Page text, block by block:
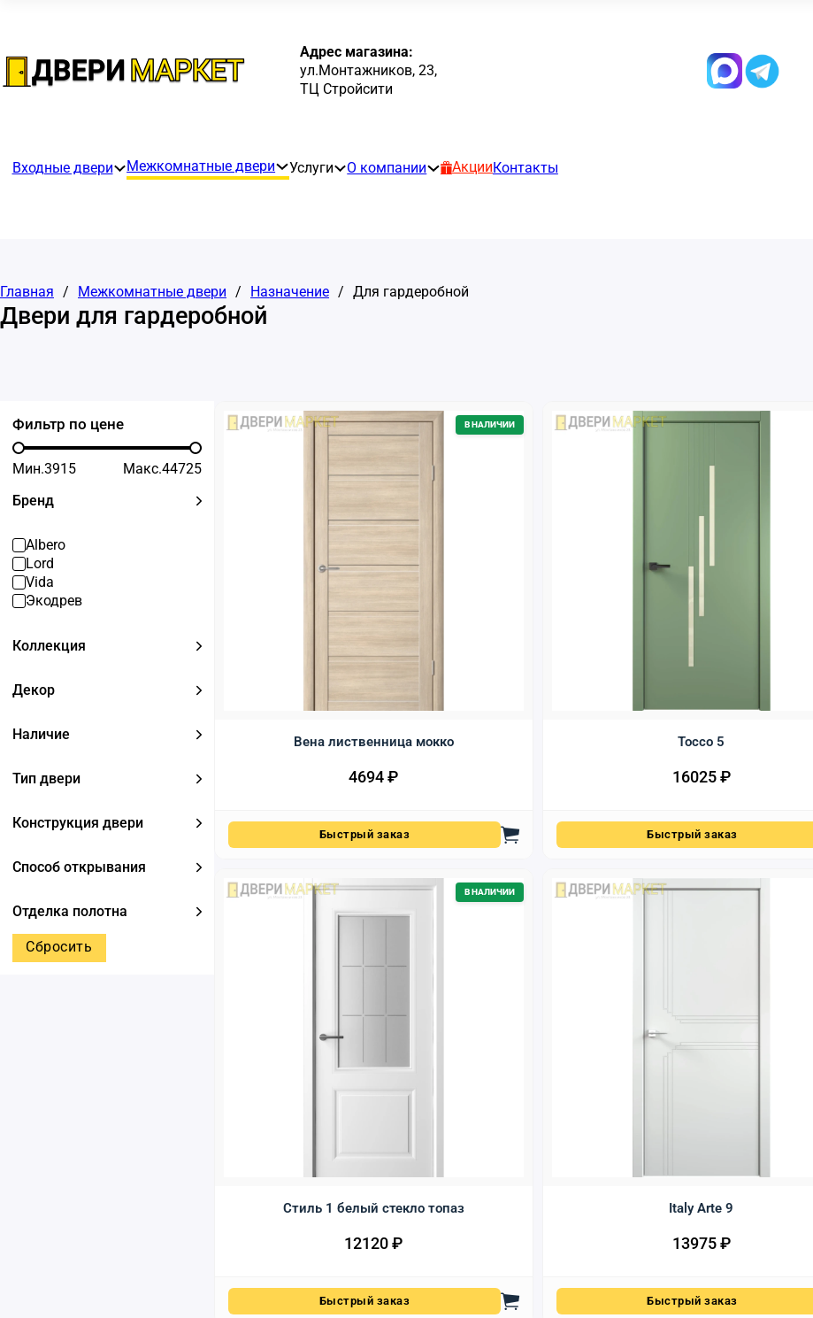
Адрес магазина:
ул.Монтажников, 23,
ТЦ Стройсити
Входные двери Межкомнатные двери Услуги О компании Акции Контакты
Главная / Межкомнатные двери / Назначение / Для гардеробной
Двери для гардеробной
Фильтр по цене
Мин.3915 Макс.44725
Бренд
Albero
Lord
Vida
Экодрев
Коллекция
Декор
Наличие
Тип двери
Конструкция двери
Способ открывания
Отделка полотна
Сбросить
В НАЛИЧИИ
Вена лиственница мокко
4694₽
Быстрый заказ
Tocco 5
16025₽
Быстрый заказ
В НАЛИЧИИ
Стиль 1 белый стекло топаз
12120₽
Быстрый заказ
Italy Arte 9
13975₽
Быстрый заказ